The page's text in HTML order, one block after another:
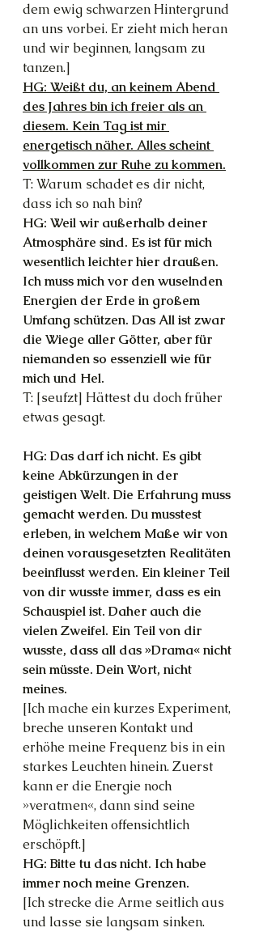
dem ewig schwarzen Hintergrund
an uns vorbei. Er zieht mich heran
und wir beginnen, langsam zu
tanzen.]
HG: Weißt du, an keinem Abend
des Jahres bin ich freier als an
diesem. Kein Tag ist mir
energetisch näher. Alles scheint
vollkommen zur Ruhe zu kommen.
T: Warum schadet es dir nicht,
dass ich so nah bin?
HG: Weil wir außerhalb deiner
Atmosphäre sind. Es ist für mich
wesentlich leichter hier draußen.
Ich muss mich vor den wuselnden
Energien der Erde in großem
Umfang schützen. Das All ist zwar
die Wiege aller Götter, aber für
niemanden so essenziell wie für
mich und Hel.
T: [seufzt] Hättest du doch früher
etwas gesagt.
HG: Das darf ich nicht. Es gibt
keine Abkürzungen in der
geistigen Welt. Die Erfahrung muss
gemacht werden. Du musstest
erleben, in welchem Maße wir von
deinen vorausgesetzten Realitäten
beeinflusst werden. Ein kleiner Teil
von dir wusste immer, dass es ein
Schauspiel ist. Daher auch die
vielen Zweifel. Ein Teil von dir
wusste, dass all das »Drama« nicht
sein müsste. Dein Wort, nicht
meines.
[Ich mache ein kurzes Experiment,
breche unseren Kontakt und
erhöhe meine Frequenz bis in ein
starkes Leuchten hinein. Zuerst
kann er die Energie noch
»veratmen«, dann sind seine
Möglichkeiten offensichtlich
erschöpft.]
HG: Bitte tu das nicht. Ich habe
immer noch meine Grenzen.
[Ich strecke die Arme seitlich aus
und lasse sie langsam sinken.